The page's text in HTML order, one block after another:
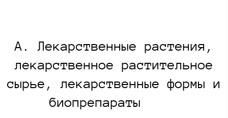
А. Лекарственные растения,
лекарственное растительное
сырье, лекарственные формы и
биопрепараты ​